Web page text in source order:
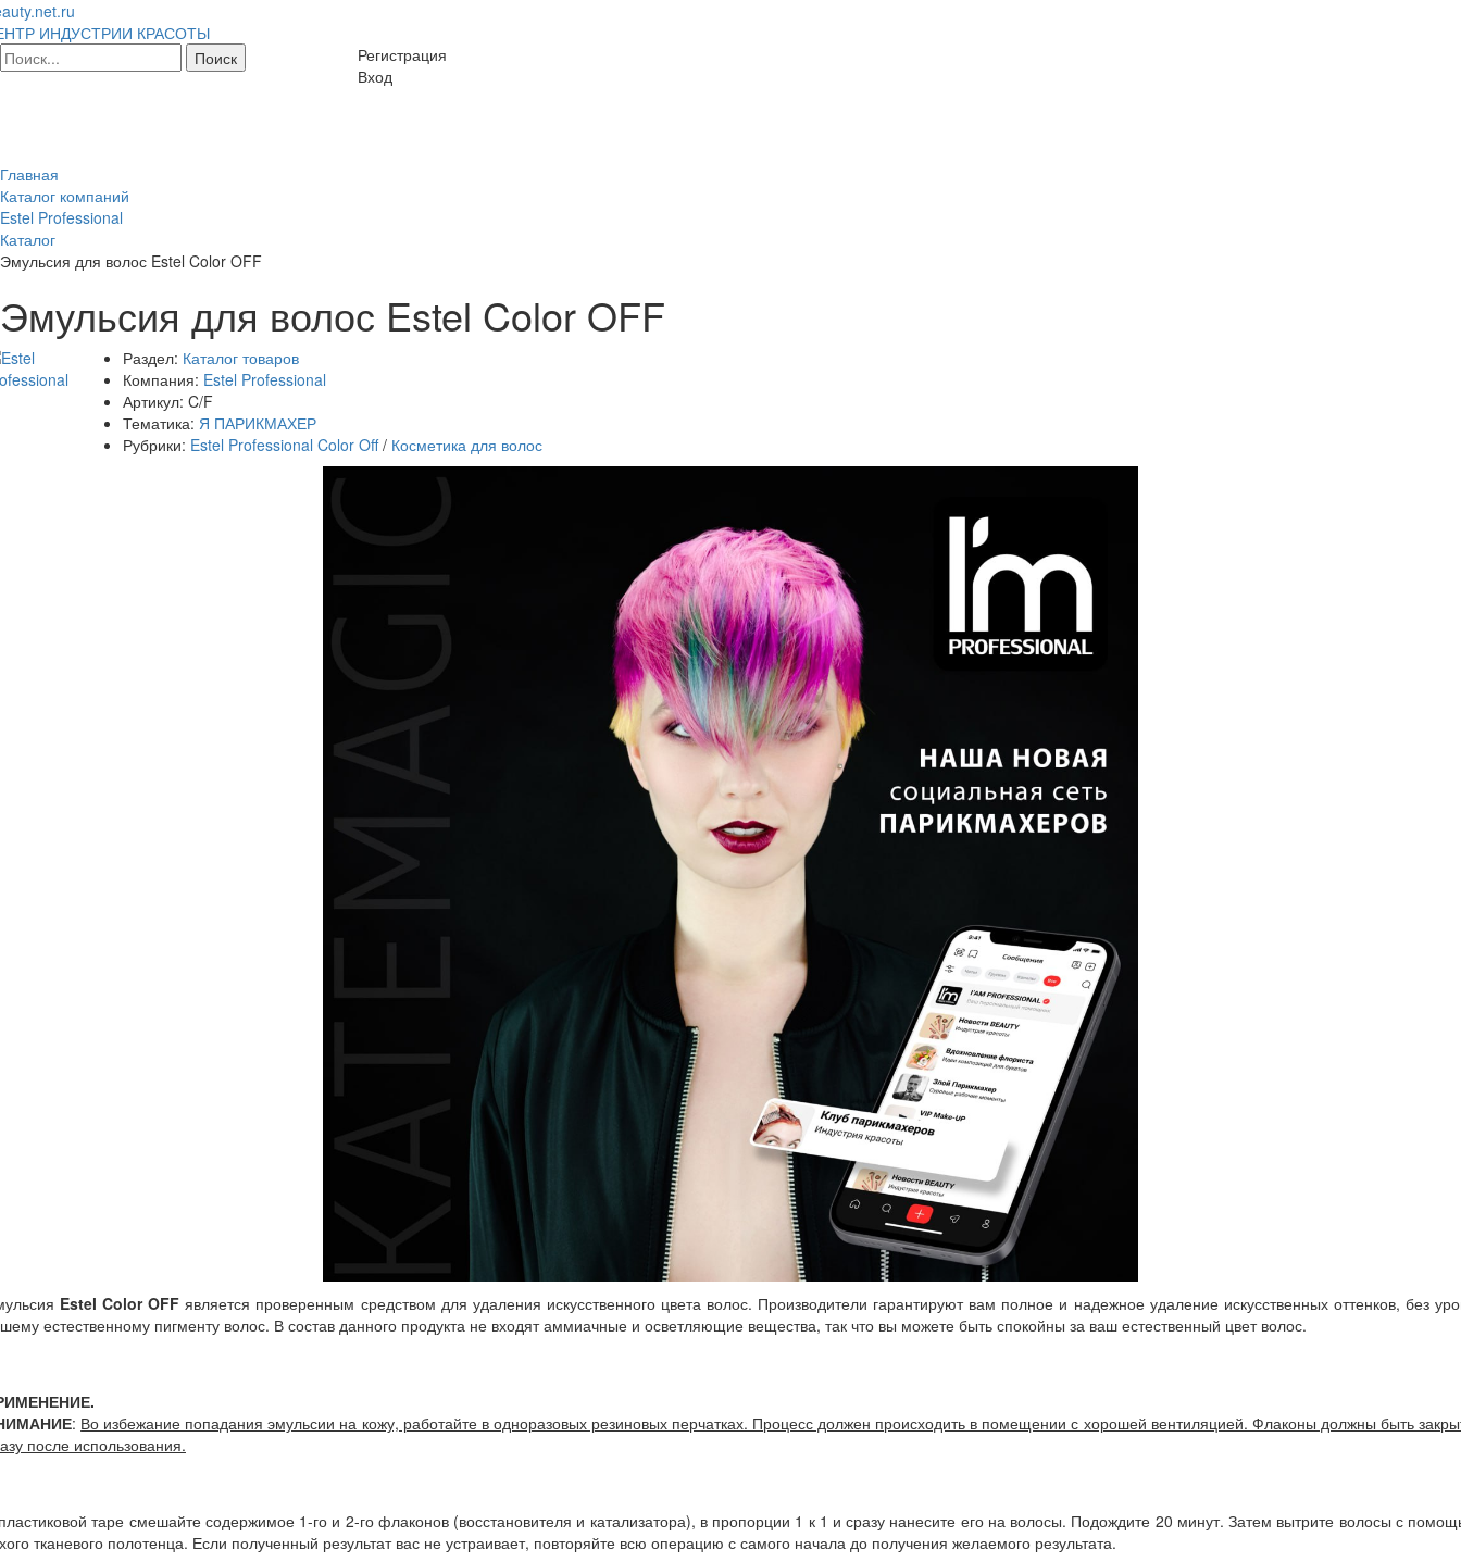
ИНДУСТРИИ КРАСОТЫ
Регистрация
Вход
Главная
Каталог компаний
Estel Professional
Каталог
Эмульсия для волос Estel Color OFF
Эмульсия для волос Estel Color OFF
Раздел: Каталог товаров
Компания: Estel Professional
Артикул: C/F
Тематика: Я ПАРИКМАХЕР
Рубрики: Estel Professional Color Off/ Косметика для волос
Estel Color OFF является проверенным средством для удаления искусственного цвета волос. Производители гарантируют вам полное и надежное удаление искусственных оттенков, без
естественному пигменту волос. В состав данного продукта не входят аммиачные и осветляющие вещества, так что вы можете быть спокойны за ваш естественный цвет волос.
: Во избежание попадания эмульсии на кожу, работайте в одноразовых резиновых перчатках. Процесс должен происходить в помещении с хорошей вентиляцией. Флаконы должны быть
после использования.
таре смешайте содержимое 1-го и 2-го флаконов (восстановителя и катализатора), в пропорции 1 к 1 и сразу нанесите его на волосы. Подождите 20 минут. Затем вытрите волосы с
тканевого полотенца. Если полученный результат вас не устраивает, повторяйте всю операцию с самого начала до получения желаемого результата.